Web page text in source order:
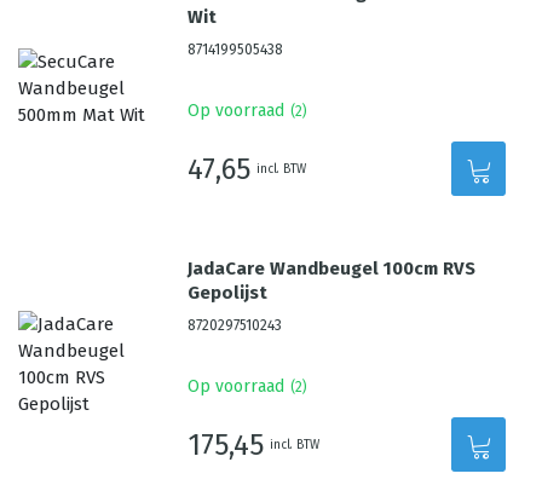
Wit
8714199505438
Op voorraad (2)
47,65 incl. BTW
JadaCare Wandbeugel 100cm RVS
Gepolijst
8720297510243
Op voorraad (2)
175,45 incl. BTW